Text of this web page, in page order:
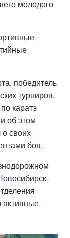
молодого
победитель
турниров,
каратэ
об этом
о своих
боя.
активные